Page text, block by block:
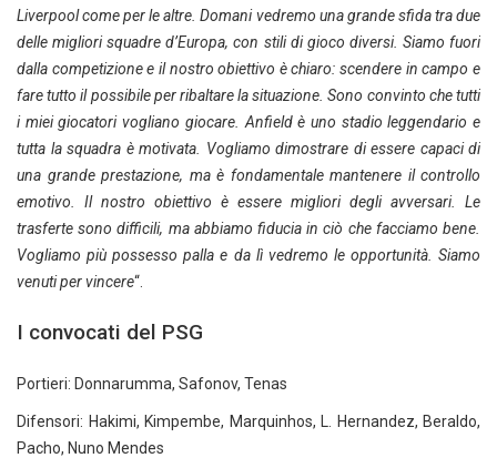
Liverpool come per le altre. Domani vedremo una grande sfida tra due
delle migliori squadre d’Europa, con stili di gioco diversi. Siamo fuori
dalla competizione e il nostro obiettivo è chiaro: scendere in campo e
fare tutto il possibile per ribaltare la situazione. Sono convinto che tutti
i miei giocatori vogliano giocare. Anfield è uno stadio leggendario e
tutta la squadra è motivata. Vogliamo dimostrare di essere capaci di
una grande prestazione, ma è fondamentale mantenere il controllo
emotivo. Il nostro obiettivo è essere migliori degli avversari. Le
trasferte sono difficili, ma abbiamo fiducia in ciò che facciamo bene.
Vogliamo più possesso palla e da lì vedremo le opportunità. Siamo
venuti per vincere“.
I convocati del PSG
Portieri: Donnarumma, Safonov, Tenas
Difensori: Hakimi, Kimpembe, Marquinhos, L. Hernandez, Beraldo,
Pacho, Nuno Mendes